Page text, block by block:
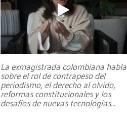
La exmagistrada colombiana habla
sobre el rol de contrapeso del
periodismo, el derecho al olvido,
reformas constitucionales y los
desafíos de nuevas tecnologías...